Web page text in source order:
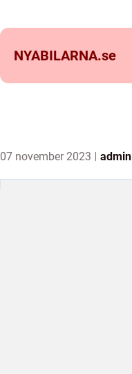
NYABILARNA.se
07 november 2023 admin